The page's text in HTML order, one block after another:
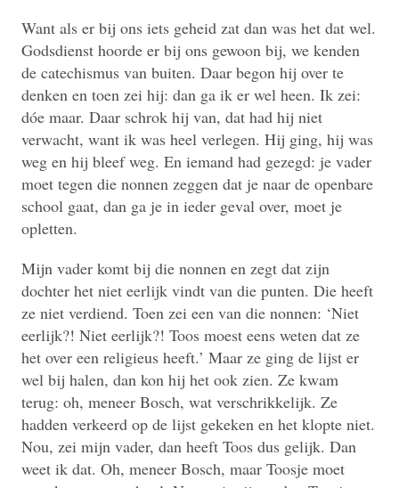
Want als er bij ons iets geheid zat dan was het dat wel.
Godsdienst hoorde er bij ons gewoon bij, we kenden
de catechismus van buiten. Daar begon hij over te
denken en toen zei hij: dan ga ik er wel heen. Ik zei:
dóe maar. Daar schrok hij van, dat had hij niet
verwacht, want ik was heel verlegen. Hij ging, hij was
weg en hij bleef weg. En iemand had gezegd: je vader
moet tegen die nonnen zeggen dat je naar de openbare
school gaat, dan ga je in ieder geval over, moet je
opletten.
Mijn vader komt bij die nonnen en zegt dat zijn
dochter het niet eerlijk vindt van die punten. Die heeft
ze niet verdiend. Toen zei een van die nonnen: ‘Niet
eerlijk?! Niet eerlijk?! Toos moest eens weten dat ze
het over een religieus heeft.’ Maar ze ging de lijst er
wel bij halen, dan kon hij het ook zien. Ze kwam
terug: oh, meneer Bosch, wat verschrikkelijk. Ze
hadden verkeerd op de lijst gekeken en het klopte niet.
Nou, zei mijn vader, dan heeft Toos dus gelijk. Dan
weet ik dat. Oh, meneer Bosch, maar Toosje moet